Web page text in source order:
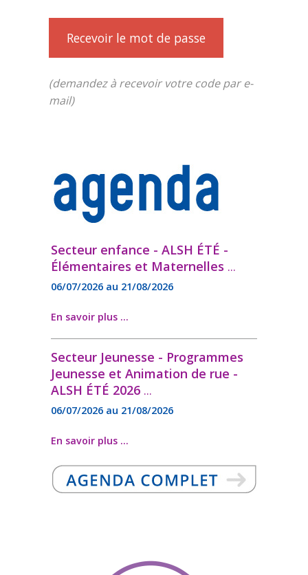
Recevoir le mot de passe
(demandez à recevoir votre code par e-
mail)
Secteur enfance - ALSH ÉTÉ -
Élémentaires et Maternelles ...
06/07/2026 au 21/08/2026
En savoir plus ...
Secteur Jeunesse - Programmes
Jeunesse et Animation de rue -
ALSH ÉTÉ 2026 ...
06/07/2026 au 21/08/2026
En savoir plus ...